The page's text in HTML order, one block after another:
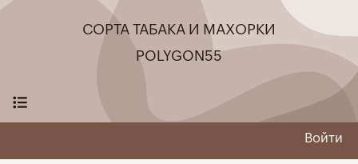
Перейти
СОРТА ТАБАКА И МАХОРКИ
POLYGON55
Войти